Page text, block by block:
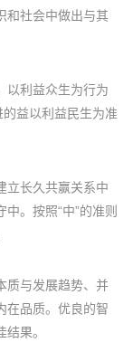
和社会中做出与其
以利益众生为行为
的益以利益民生为准
立长久共赢关系中
。按照“中”的准则
质与发展趋势、并
在品质。优良的智
果。